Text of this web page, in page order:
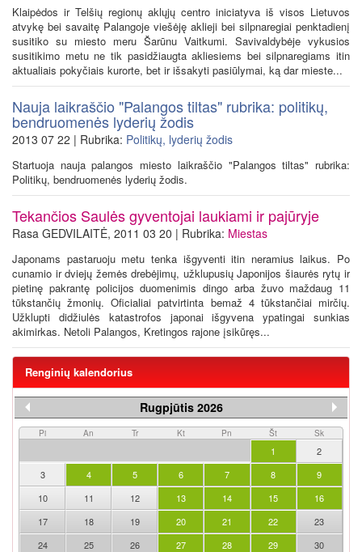
Klaipėdos ir Telšių regionų aklųjų centro iniciatyva iš visos Lietuvos
atvykę bei savaitę Palangoje viešėję aklieji bei silpnaregiai penktadienį
susitiko su miesto meru Šarūnu Vaitkumi. Savivaldybėje vykusios
susitikimo metu ne tik pasidžiaugta akliesiems bei silpnaregiams itin
aktualiais pokyčiais kurorte, bet ir išsakyti pasiūlymai, ką dar mieste...
Nauja laikraščio "Palangos tiltas" rubrika: politikų,
bendruomenės lyderių žodis
2013 07 22 | Rubrika: Politikų, lyderių žodis
Startuoja nauja palangos miesto laikraščio "Palangos tiltas" rubrika:
Politikų, bendruomenės lyderių žodis.
Tekančios Saulės gyventojai laukiami ir pajūryje
Rasa GEDVILAITĖ, 2011 03 20 | Rubrika: Miestas
Japonams pastaruoju metu tenka išgyventi itin neramius laikus. Po
cunamio ir dviejų žemės drebėjimų, užklupusių Japonijos šiaurės rytų ir
pietinę pakrantę policijos duomenimis dingo arba žuvo maždaug 11
tūkstančių žmonių. Oficialiai patvirtinta bemaž 4 tūkstančiai mirčių.
Užklupti didžiulės katastrofos japonai išgyvena ypatingai sunkias
akimirkas. Netoli Palangos, Kretingos rajone įsikūręs...
Renginių kalendorius
Rugpjūtis 2026
Pi An Tr Kt Pn Št Sk
1
2
3
4 5 6 7 8
9
10
11 12 13 14 15
16
17
18 19 20 21 22
23
24
25 26 27 28 29 30